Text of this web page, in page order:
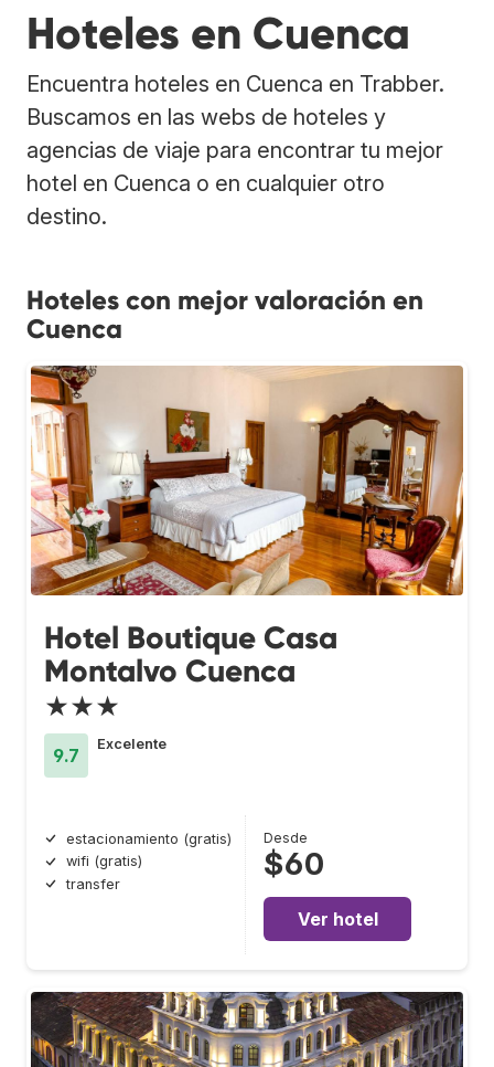
Hoteles en Cuenca
Encuentra hoteles en Cuenca en Trabber.
Buscamos en las webs de hoteles y
agencias de viaje para encontrar tu mejor
hotel en Cuenca o en cualquier otro
destino.
Hoteles con mejor valoración en
Cuenca
Hotel Boutique Casa
Montalvo Cuenca
★★★
9.7
Excelente
estacionamiento (gratis)
wifi (gratis)
transfer
Desde
$60
Ver hotel